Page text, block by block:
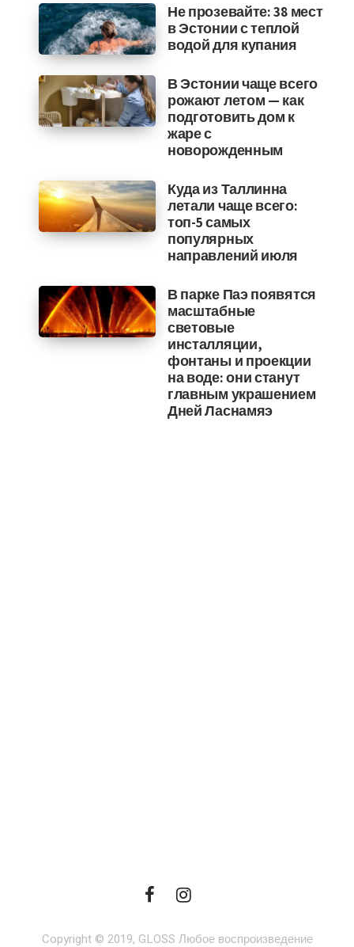
Не прозевайте: 38 мест
в Эстонии с теплой
водой для купания
В Эстонии чаще всего
рожают летом — как
подготовить дом к
жаре с
новорожденным
Куда из Таллинна
летали чаще всего:
топ-5 самых
популярных
направлений июля
В парке Паэ появятся
масштабные
световые
инсталляции,
фонтаны и проекции
на воде: они станут
главным украшением
Дней Ласнамяэ
Copyright © 2019, GLOSS Любое воспроизведение